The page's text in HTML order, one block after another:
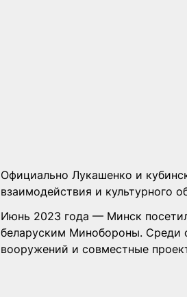
Официально Лукашенко и
взаимодействия и культурного
Июнь 2023 года — Минск
беларуским Минобороны. Среди
вооружений и совместные